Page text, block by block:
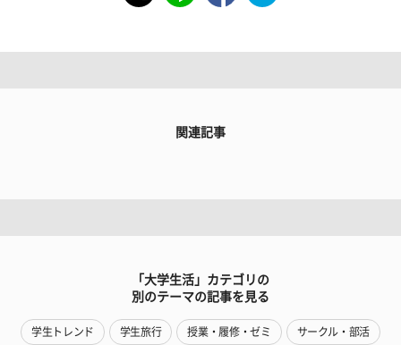
関連記事
「大学生活」カテゴリの
別のテーマの記事を見る
学生トレンド 学生旅行 授業・履修・ゼミ サークル・部活